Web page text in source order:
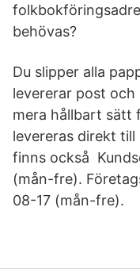
behövas?
Du slipper alla
levererar post
mera hållbart sätt
levereras direkt
finns också
(mån-fre).
08-17 (mån-fre).